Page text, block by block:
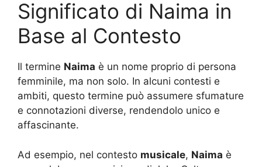
Significato di Naima in
Base al Contesto
Il termine Naima è un nome proprio di persona
femminile, ma non solo. In alcuni contesti e
ambiti, questo termine può assumere sfumature
e connotazioni diverse, rendendolo unico e
affascinante.
Ad esempio, nel contesto musicale, Naima è